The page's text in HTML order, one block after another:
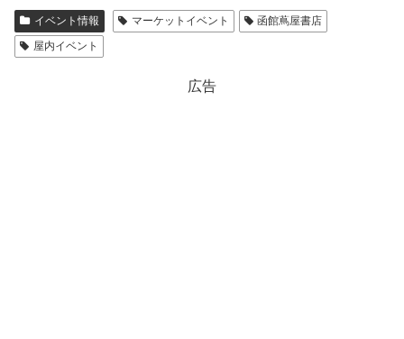
イベント情報 マーケットイベント
函館蔦屋書店
屋内イベント
広告